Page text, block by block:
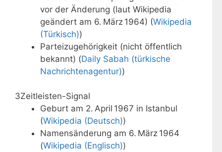
vor der Änderung (laut Wikipedia
geändert am 6. März 1964) (Wikipedia
(Türkisch))
Parteizugehörigkeit (nicht öffentlich
bekannt) (Daily Sabah (türkische
Nachrichtenagentur))
3Zeitleisten-Signal
Geburt am 2. April 1967 in Istanbul
(Wikipedia (Deutsch))
Namensänderung am 6. März 1964
(Wikipedia (Englisch))